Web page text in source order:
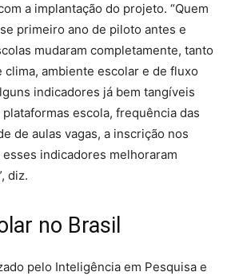
a implantação do projeto. “Quem
primeiro ano de piloto antes e
mudaram completamente, tanto
clima, ambiente escolar e de fluxo
indicadores já bem tangíveis
escola, frequência das
de aulas vagas, a inscrição nos
indicadores melhoraram
diz.
no Brasil
pelo Inteligência em Pesquisa e